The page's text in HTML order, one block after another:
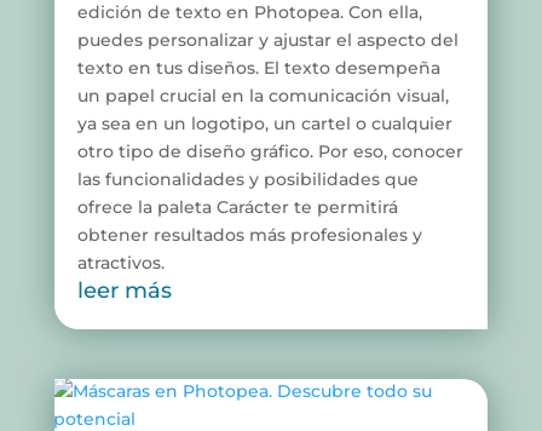
edición de texto en Photopea. Con ella,
puedes personalizar y ajustar el aspecto del
texto en tus diseños. El texto desempeña
un papel crucial en la comunicación visual,
ya sea en un logotipo, un cartel o cualquier
otro tipo de diseño gráfico. Por eso, conocer
las funcionalidades y posibilidades que
ofrece la paleta Carácter te permitirá
obtener resultados más profesionales y
atractivos.
leer más